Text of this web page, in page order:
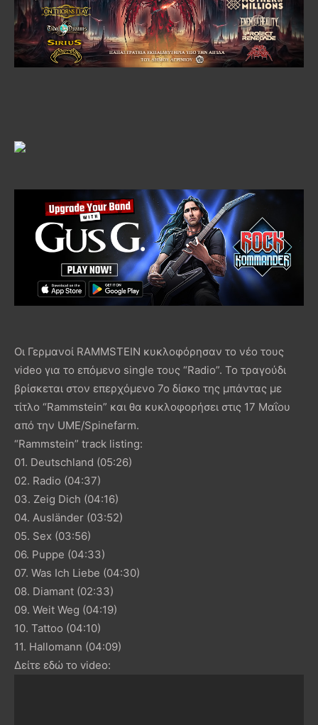
Οι Γερμανοί RAMMSTEIN κυκλοφόρησαν το νέο τους
video για το επόμενο single τους “Radio”. Το τραγούδι
βρίσκεται στον επερχόμενο 7ο δίσκο της μπάντας με
τίτλο “Rammstein” και θα κυκλοφορήσει στις 17 Μαΐου
από την UME/Spinefarm.
“Rammstein” track listing:
01. Deutschland (05:26)
02. Radio (04:37)
03. Zeig Dich (04:16)
04. Ausländer (03:52)
05. Sex (03:56)
06. Puppe (04:33)
07. Was Ich Liebe (04:30)
08. Diamant (02:33)
09. Weit Weg (04:19)
10. Tattoo (04:10)
11. Hallomann (04:09)
Δείτε εδώ το video: